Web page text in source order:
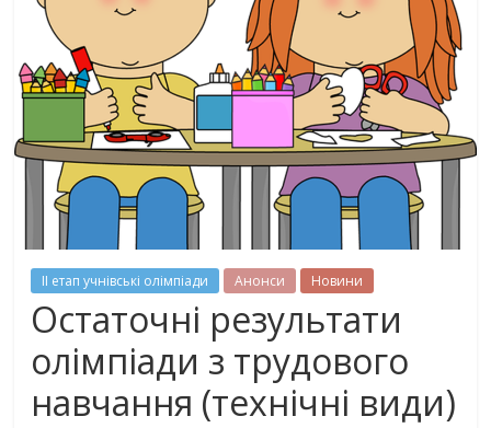
ІІ етап учнівські олімпіади Анонси Новини
Остаточні результати
олімпіади з трудового
навчання (технічні види)